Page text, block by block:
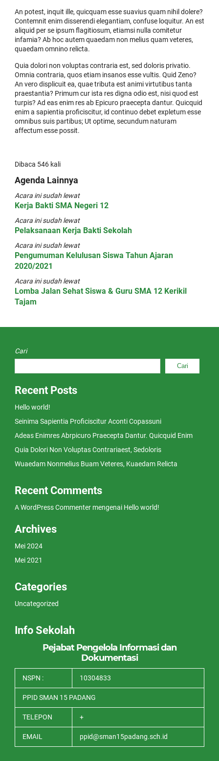
An potest, inquit ille, quicquam esse suavius quam nihil dolere?
Contemnit enim disserendi elegantiam, confuse loquitur. An est
aliquid per se ipsum flagitiosum, etiamsi nulla comitetur
infamia? Ab hoc autem quaedam non melius quam veteres,
quaedam omnino relicta.
Quia dolori non voluptas contraria est, sed doloris privatio.
Omnia contraria, quos etiam insanos esse vultis. Quid Zeno?
An vero displicuit ea, quae tributa est animi virtutibus tanta
praestantia? Primum cur ista res digna odio est, nisi quod est
turpis? Ad eas enim res ab Epicuro praecepta dantur. Quicquid
enim a sapientia proficiscitur, id continuo debet expletum esse
omnibus suis partibus; Ut optime, secundum naturam
affectum esse possit.
Dibaca 546 kali
Agenda Lainnya
Acara ini sudah lewat
Kerja Bakti SMA Negeri 12
Acara ini sudah lewat
Pelaksanaan Kerja Bakti Sekolah
Acara ini sudah lewat
Pengumuman Kelulusan Siswa Tahun Ajaran
2020/2021
Acara ini sudah lewat
Lomba Jalan Sehat Siswa & Guru SMA 12 Kerikil
Tajam
Cari
Cari
Recent Posts
Hello world!
Seinima Sapientia Proficiscitur Aconti Copassuni
Adeas Enimres Abrpicuro Praecepta Dantur. Quicquid Enim
Quia Dolori Non Voluptas Contrariaest, Sedoloris
Wuaedam Nonmelius Buam Veteres, Kuaedam Relicta
Recent Comments
A WordPress Commenter mengenai Hello world!
Archives
Mei 2024
Mei 2021
Categories
Uncategorized
Info Sekolah
Pejabat Pengelola Informasi dan
Dokumentasi
NSPN : 10304833
PPID SMAN 15 PADANG
TELEPON +
EMAIL ppid@sman15padang.sch.id